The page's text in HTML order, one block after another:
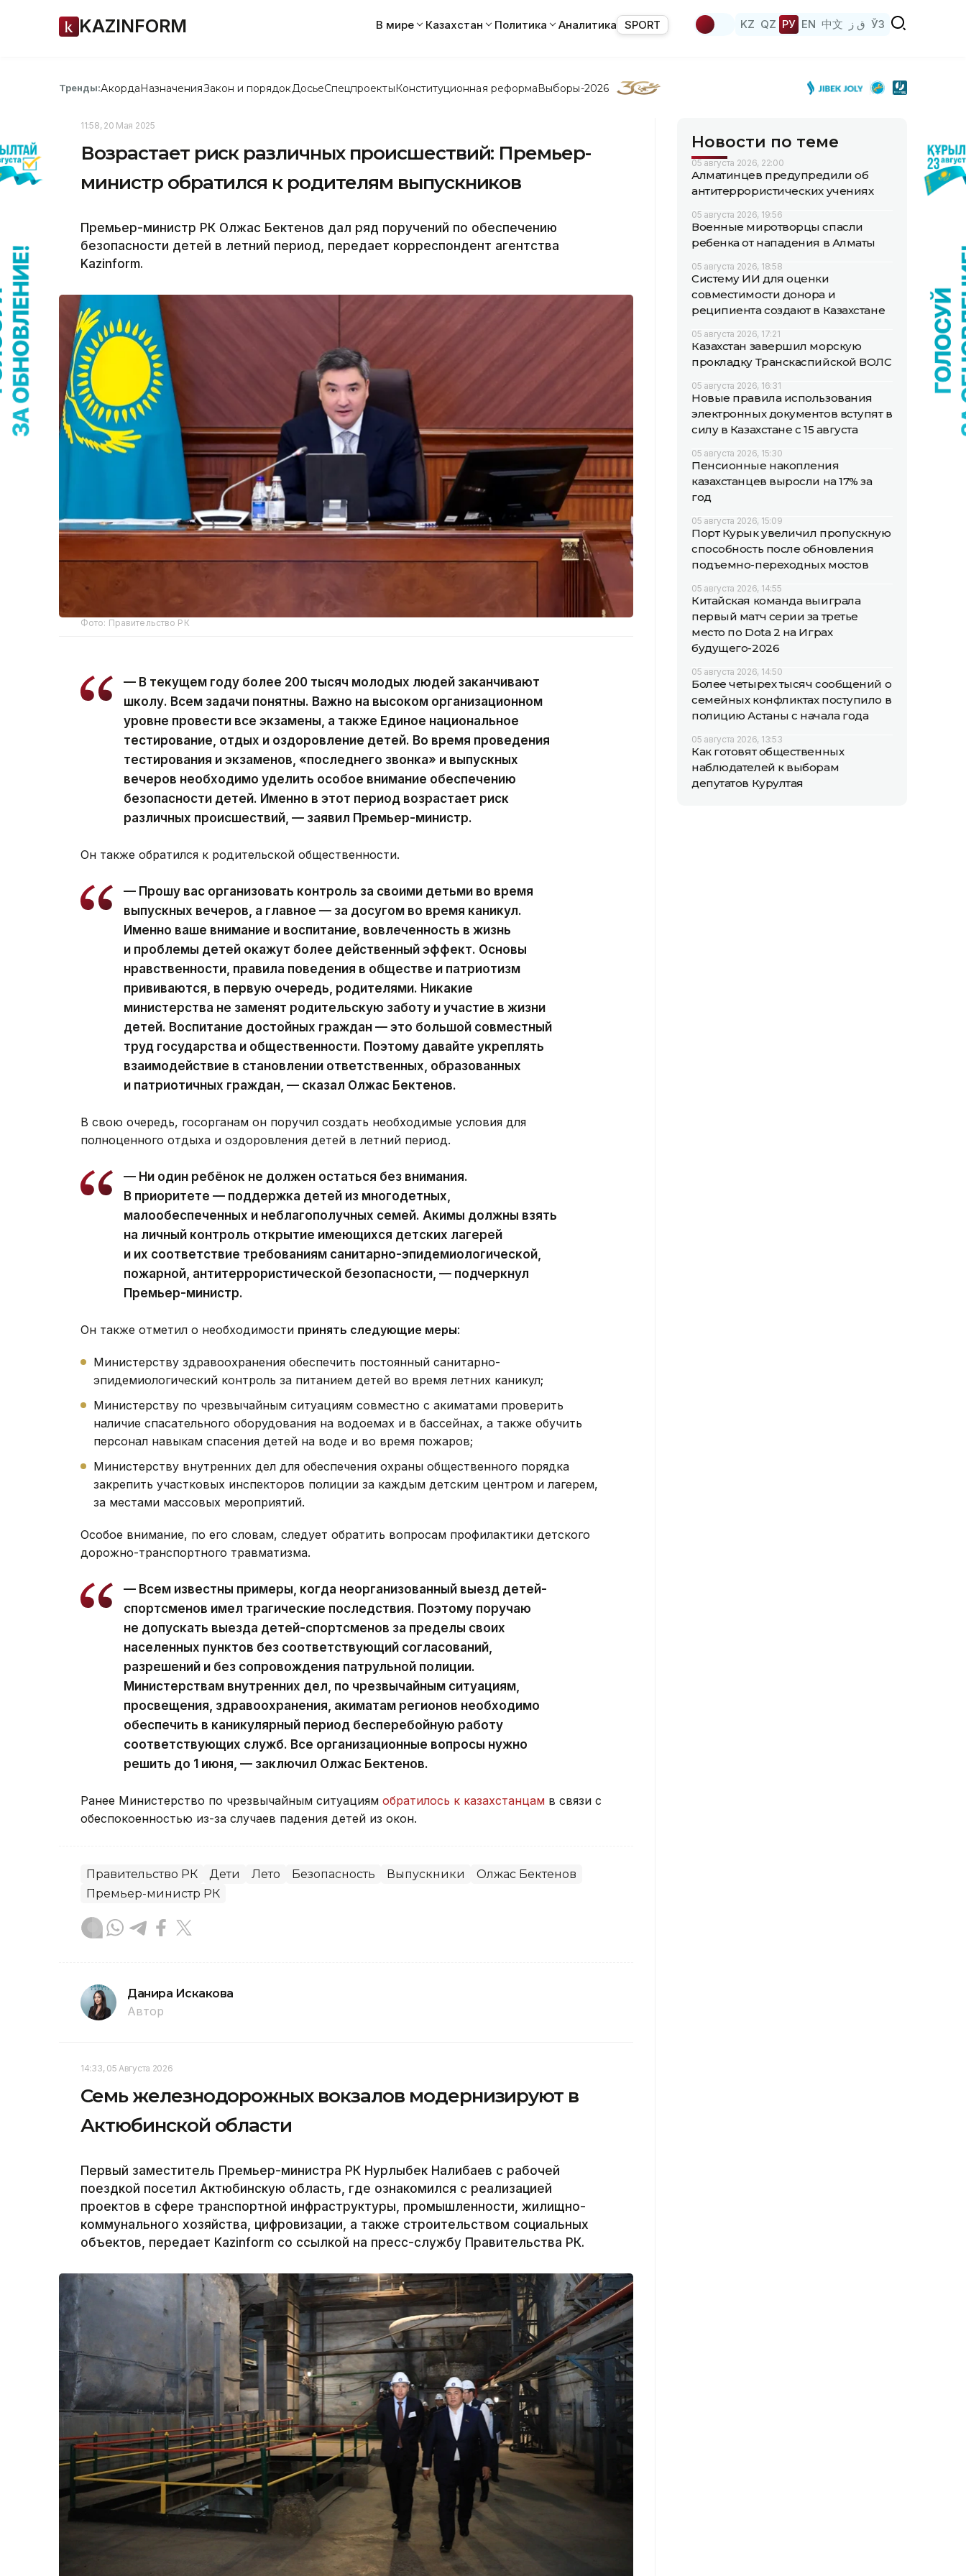
KAZINFORM В мире Казахстан Политика Аналитика SPORT KZ QZ РУ EN 中文 ق ز ЎЗ
Тренды:АкордаНазначенияЗакон и порядок ДосьеСпецпроектыКонституционная реформаВыборы-2026
11:58, 20 Мая 2025
Возрастает риск различных происшествий: Премьер-
министр обратился к родителям выпускников
Премьер-министр РК Олжас Бектенов дал ряд поручений по обеспечению
безопасности детей в летний период, передает корреспондент агентства
Kazinform.
Фото: Правительство РК
— В текущем году более 200 тысяч молодых людей заканчивают
школу. Всем задачи понятны. Важно на высоком организационном
уровне провести все экзамены, а также Единое национальное
тестирование, отдых и оздоровление детей. Во время проведения
тестирования и экзаменов, «последнего звонка» и выпускных
вечеров необходимо уделить особое внимание обеспечению
безопасности детей. Именно в этот период возрастает риск
различных происшествий, — заявил Премьер-министр.
Он также обратился к родительской общественности.
— Прошу вас организовать контроль за своими детьми во время
выпускных вечеров, а главное — за досугом во время каникул.
Именно ваше внимание и воспитание, вовлеченность в жизнь
и проблемы детей окажут более действенный эффект. Основы
нравственности, правила поведения в обществе и патриотизм
прививаются, в первую очередь, родителями. Никакие
министерства не заменят родительскую заботу и участие в жизни
детей. Воспитание достойных граждан — это большой совместный
труд государства и общественности. Поэтому давайте укреплять
взаимодействие в становлении ответственных, образованных
и патриотичных граждан, — сказал Олжас Бектенов.
В свою очередь, госорганам он поручил создать необходимые условия для
полноценного отдыха и оздоровления детей в летний период.
— Ни один ребёнок не должен остаться без внимания.
В приоритете — поддержка детей из многодетных,
малообеспеченных и неблагополучных семей. Акимы должны взять
на личный контроль открытие имеющихся детских лагерей
и их соответствие требованиям санитарно-эпидемиологической,
пожарной, антитеррористической безопасности, — подчеркнул
Премьер-министр.
Он также отметил о необходимости принять следующие меры:
Министерству здравоохранения обеспечить постоянный санитарно-
эпидемиологический контроль за питанием детей во время летних каникул;
Министерству по чрезвычайным ситуациям совместно с акиматами проверить
наличие спасательного оборудования на водоемах и в бассейнах, а также обучить
персонал навыкам спасения детей на воде и во время пожаров;
Министерству внутренних дел для обеспечения охраны общественного порядка
закрепить участковых инспекторов полиции за каждым детским центром и лагерем,
за местами массовых мероприятий.
Особое внимание, по его словам, следует обратить вопросам профилактики детского
дорожно-транспортного травматизма.
— Всем известны примеры, когда неорганизованный выезд детей-
спортсменов имел трагические последствия. Поэтому поручаю
не допускать выезда детей-спортсменов за пределы своих
населенных пунктов без соответствующий согласований,
разрешений и без сопровождения патрульной полиции.
Министерствам внутренних дел, по чрезвычайным ситуациям,
просвещения, здравоохранения, акиматам регионов необходимо
обеспечить в каникулярный период бесперебойную работу
соответствующих служб. Все организационные вопросы нужно
решить до 1 июня, — заключил Олжас Бектенов.
Ранее Министерство по чрезвычайным ситуациям обратилось к казахстанцам в связи с
обеспокоенностью из-за случаев падения детей из окон.
Правительство РК Дети Лето Безопасность Выпускники
Олжас Бектенов
Премьер-министр РК
Данира Искакова
Автор
14:33, 05 Августа 2026
Семь железнодорожных вокзалов модернизируют в
Актюбинской области
Первый заместитель Премьер-министра РК Нурлыбек Налибаев с рабочей
поездкой посетил Актюбинскую область, где ознакомился с реализацией
проектов в сфере транспортной инфраструктуры, промышленности, жилищно-
коммунального хозяйства, цифровизации, а также строительством социальных
объектов, передает Kazinform со ссылкой на пресс-службу Правительства РК.
Новости по теме
05 августа 2026, 22:00
Алматинцев предупредили об
антитеррористических учениях
05 августа 2026, 19:56
Военные миротворцы спасли
ребенка от нападения в Алматы
05 августа 2026, 18:58
Систему ИИ для оценки
совместимости донора и
реципиента создают в Казахстане
05 августа 2026, 17:21
Казахстан завершил морскую
прокладку Транскаспийской ВОЛС
05 августа 2026, 16:31
Новые правила использования
электронных документов вступят в
силу в Казахстане с 15 августа
05 августа 2026, 15:30
Пенсионные накопления
казахстанцев выросли на 17% за
год
05 августа 2026, 15:09
Порт Курык увеличил пропускную
способность после обновления
подъемно-переходных мостов
05 августа 2026, 14:55
Китайская команда выиграла
первый матч серии за третье
место по Dota 2 на Играх
будущего-2026
05 августа 2026, 14:50
Более четырех тысяч сообщений о
семейных конфликтах поступило в
полицию Астаны с начала года
05 августа 2026, 13:53
Как готовят общественных
наблюдателей к выборам
депутатов Курултая